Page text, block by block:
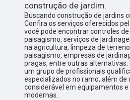
construção de jardim.
Buscando construção de jardins
Confira os serviços oferecidos
você pode encontrar controles
paisagismo, serviços de
na agricultura, limpeza de
paisagismo, empresas de
pragas, entre outras alternativas.
um grupo de profissionais
especializados no ramo, além
considerável em equipamentos e
modernas.